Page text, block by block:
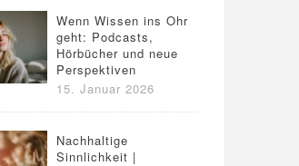
Wenn Wissen ins Ohr
geht: Podcasts,
Hörbücher und neue
Perspektiven
15. Januar 2026
Nachhaltige
Sinnlichkeit |